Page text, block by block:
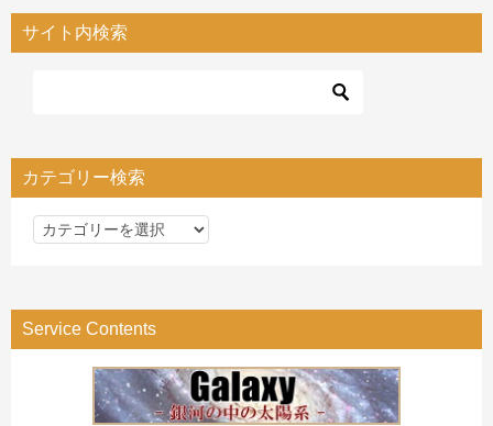
サイト内検索
カテゴリー検索
カ
リ
ー
Service Contents